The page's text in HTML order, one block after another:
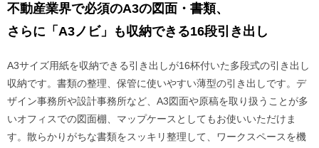
不動産業界で必須のA3の図面・書類、
さらに「A3ノビ」も収納できる16段引き出し
A3サイズ用紙を収納できる引き出しが16杯付いた多段式の引き出し
収納です。書類の整理、保管に使いやすい薄型の引き出しです。デ
ザイン事務所や設計事務所など、A3図面や原稿を取り扱うことが多
いオフィスでの図面棚、マップケースとしてもお使いいただけま
す。散らかりがちな書類をスッキリ整理して、ワークスペースを機